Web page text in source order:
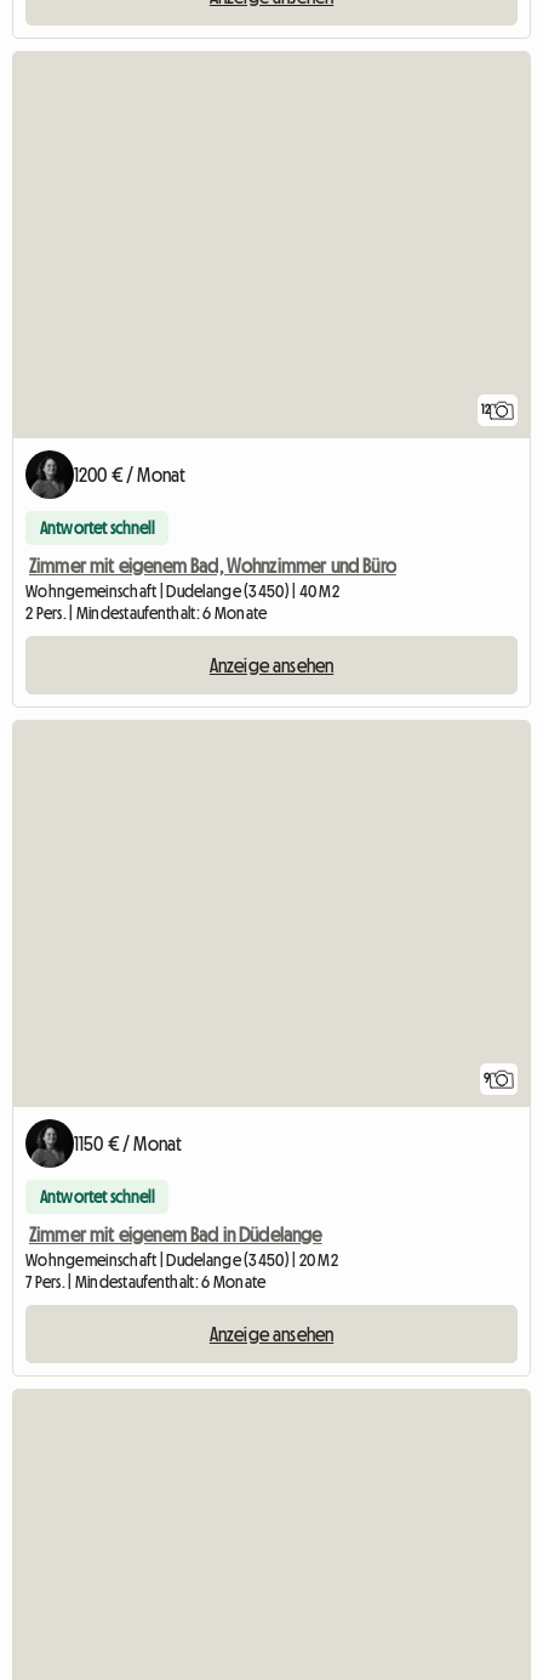
12
1200 € / Monat
Antwortet schnell
Zimmer mit eigenem Bad, Wohnzimmer und Büro
Wohngemeinschaft | Dudelange (3450) | 40 M2
2 Pers. | Mindestaufenthalt: 6 Monate
Anzeige ansehen
9
1150 € / Monat
Antwortet schnell
Zimmer mit eigenem Bad in Düdelange
Wohngemeinschaft | Dudelange (3450) | 20 M2
7 Pers. | Mindestaufenthalt: 6 Monate
Anzeige ansehen